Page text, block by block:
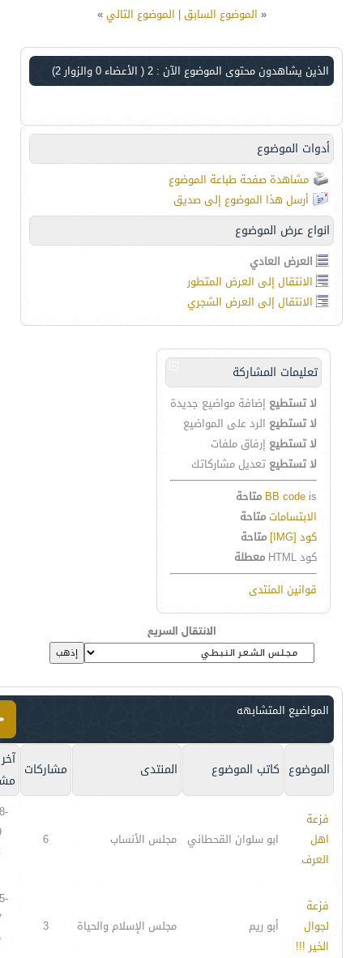
« الموضوع السابق| الموضوع التالي»
الذين يشاهدون محتوى الموضوع الآن : 2 ( الأعضاء 0 والزوار 2)
أدوات الموضوع
مشاهدة صفحة طباعة الموضوع
أرسل هذا الموضوع إلى صديق
انواع عرض الموضوع
العرض العادي
الانتقال إلى العرض المتطور
الانتقال إلى العرض الشجري
تعليمات المشاركة
لا تستطيع إضافة مواضيع جديدة
لا تستطيع الرد على المواضيع
لا تستطيع إرفاق ملفات
لا تستطيع تعديل مشاركاتك
BB code is
متاحة
الابتساماتمتاحة
كود [IMG]
متاحة
كود HTML
معطلة
قوانين المنتدى
الانتقال السريع
المواضيع المتشابهه
الموضوع كاتب الموضوع المنتدى مشاركات آخر
فزعة
اهل
العرف
ابو سلوان القحطاني مجلس الأنساب 6
فزعة
لجوال
الخير !!!
أبو ريم مجلس الإسلام والحياة 3